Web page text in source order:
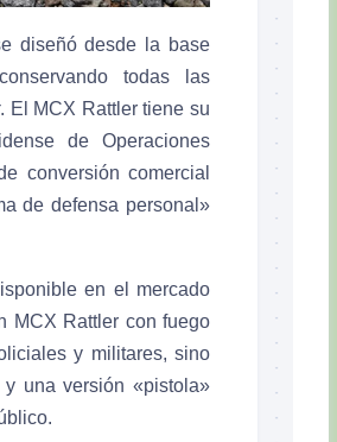
diseñó desde la base
todas las
. El MCX Rattler tiene su
de Operaciones
conversión comercial
de defensa personal»
en el mercado
MCX Rattler con fuego
y militares, sino
una versión «pistola»